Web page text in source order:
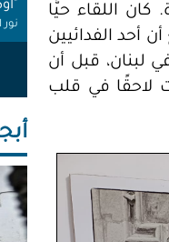
اللقاء حيًّا
أحد الفدائيين
لبنان، قبل أن
لاحقًا في قلب